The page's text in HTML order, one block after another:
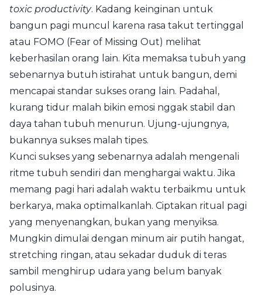
toxic productivity. Kadang keinginan untuk
bangun pagi muncul karena rasa takut tertinggal
atau FOMO (Fear of Missing Out) melihat
keberhasilan orang lain. Kita memaksa tubuh yang
sebenarnya butuh istirahat untuk bangun, demi
mencapai standar sukses orang lain. Padahal,
kurang tidur malah bikin emosi nggak stabil dan
daya tahan tubuh menurun. Ujung-ujungnya,
bukannya sukses malah tipes.
Kunci sukses yang sebenarnya adalah mengenali
ritme tubuh sendiri dan menghargai waktu. Jika
memang pagi hari adalah waktu terbaikmu untuk
berkarya, maka optimalkanlah. Ciptakan ritual pagi
yang menyenangkan, bukan yang menyiksa.
Mungkin dimulai dengan minum air putih hangat,
stretching ringan, atau sekadar duduk di teras
sambil menghirup udara yang belum banyak
polusinya.